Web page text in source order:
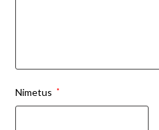
Nimetus *